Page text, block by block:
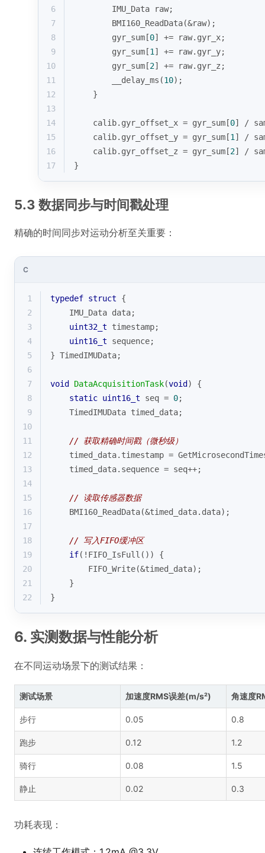
6
        IMU_Data raw;
7
        BMI160_ReadData(&raw);
8
        gyr_sum[
0] += raw.gyr_x;
9
        gyr_sum[
1 ] += raw.gyr_y;
10
        gyr_sum[
2] += raw.gyr_z;
11
        __delay_ms(
10);
12
    }
13
14
    calib.gyr_offset_x = gyr_sum[
0] /
15
    calib.gyr_offset_y = gyr_sum[
1 ] /
16
    calib.gyr_offset_z = gyr_sum[
2] /
17
}
5.3 数据同步与时间戳处理
精确的时间同步对运动分析至关重要：
C
1 typedef struct {
2
    IMU_Data data;
3
uint32_t timestamp;
4
uint16_t sequence;
5
} TimedIMUData;
6
7
void DataAcquisitionTask(void )
{
8
static uint16_t seq = 0;
9
    TimedIMUData timed_data;
10
11
// 获取精确时间戳（微秒级）
12
timed_data.timestamp =
13
    timed_data.sequence = seq++;
14
15
// 读取传感器数据
16
    BMI160_ReadData(&timed_data.data);
17
18
// 写入FIFO缓冲区
19
if(!FIFO_IsFull()) {
20
        FIFO_Write(&timed_data);
21
    }
22
}
6. 实测数据与性能分析
在不同运动场景下的测试结果：
测试场景 加速度RMS误差(m/s²) 角速度
步行 0.05 0.8
跑步 0.12 1.2
骑行 0.08 1.5
静止 0.02 0.3
功耗表现：